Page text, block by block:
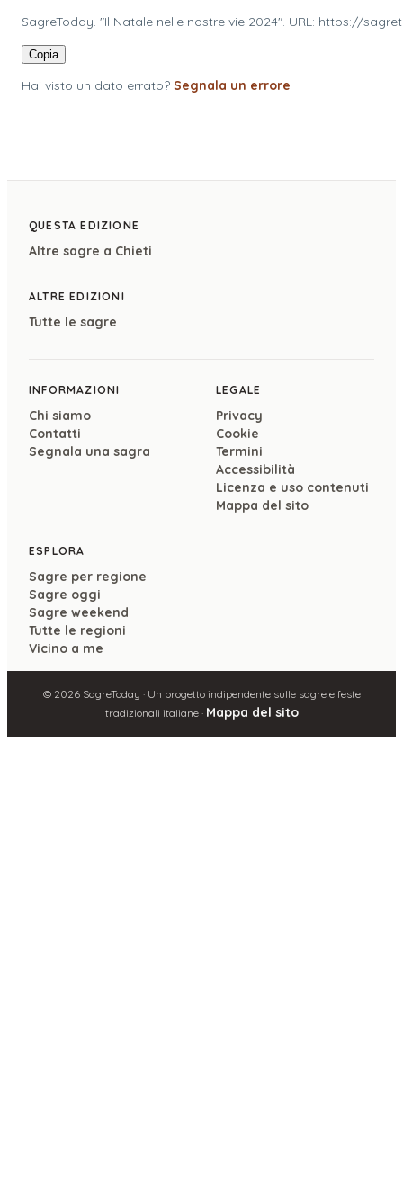
SagreToday. "Il Natale nelle nostre vie 2024". URL: https://
Copia
Hai visto un dato errato? Segnala un errore
QUESTA EDIZIONE
Altre sagre a Chieti
ALTRE EDIZIONI
Tutte le sagre
INFORMAZIONI
Chi siamo
Contatti
Segnala una sagra
LEGALE
Privacy
Cookie
Termini
Accessibilità
Licenza e uso contenuti
Mappa del sito
ESPLORA
Sagre per regione
Sagre oggi
Sagre weekend
Tutte le regioni
Vicino a me
© 2026SagreToday · Un progetto indipendente sulle sagre e feste
tradizionali italiane · Mappa del sito